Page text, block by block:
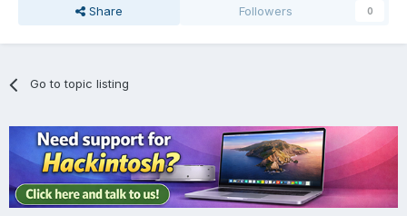
Share Followers 0
Go to topic listing